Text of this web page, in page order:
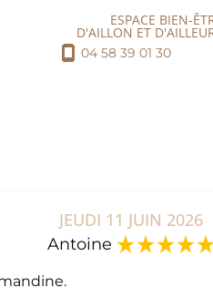
ESPACE BIEN-
D'AILLON ET
04 58 39 01 30
JEUDI 11 JUIN 2026
Antoine